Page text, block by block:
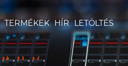
TERMÉKEK HÍR LETÖLTÉS